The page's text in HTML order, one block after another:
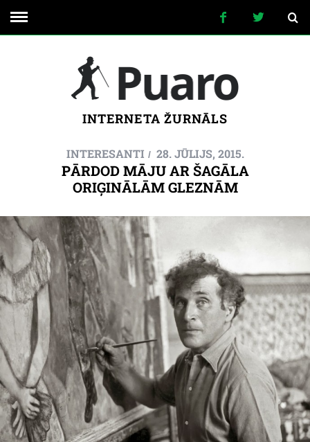
INTERNETA ŽURNĀLS
INTERESANTI 28. JŪLIJS, 2015.
PĀRDOD MĀJU AR ŠAGĀLA
ORIĢINĀLĀM GLEZNĀM